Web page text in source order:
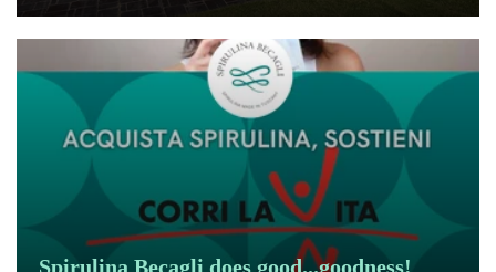
Spirulina Becagli does good...goodness!